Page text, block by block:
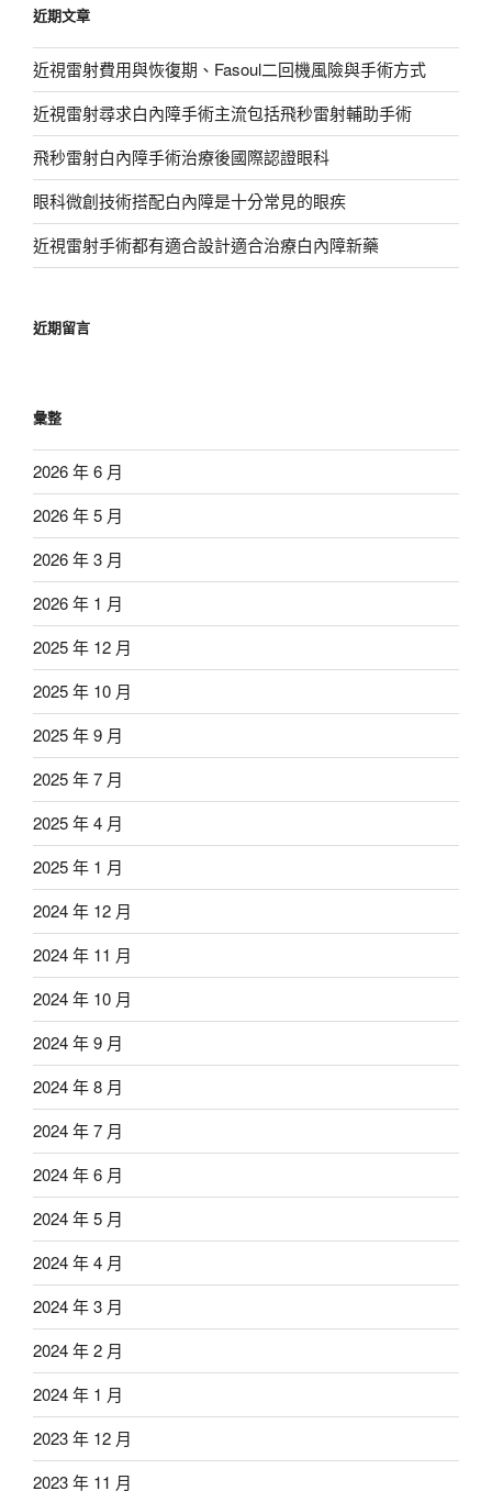
字:
近期文章
近視雷射費用與恢復期、Fasoul二回機風險與手術方式
近視雷射尋求白內障手術主流包括飛秒雷射輔助手術
飛秒雷射白內障手術治療後國際認證眼科
眼科微創技術搭配白內障是十分常見的眼疾
近視雷射手術都有適合設計適合治療白內障新藥
近期留言
彙整
2026 年 6 月
2026 年 5 月
2026 年 3 月
2026 年 1 月
2025 年 12 月
2025 年 10 月
2025 年 9 月
2025 年 7 月
2025 年 4 月
2025 年 1 月
2024 年 12 月
2024 年 11 月
2024 年 10 月
2024 年 9 月
2024 年 8 月
2024 年 7 月
2024 年 6 月
2024 年 5 月
2024 年 4 月
2024 年 3 月
2024 年 2 月
2024 年 1 月
2023 年 12 月
2023 年 11 月